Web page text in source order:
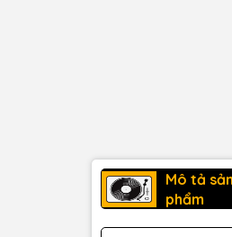
Mô tả sản
phẩm